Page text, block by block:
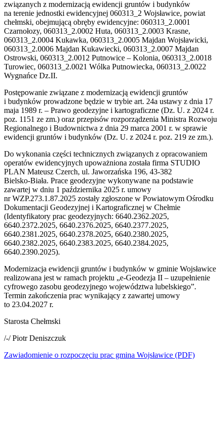
związanych z modernizacją ewidencji gruntów i budynków
na terenie jednostki ewidencyjnej 060313_2 Wojsławice, powiat
chełmski, obejmującą obręby ewidencyjne: 060313_2.0001
Czarnołozy, 060313_2.0002 Huta, 060313_2.0003 Krasne,
060313_2.0004 Kukawka, 060313_2.0005 Majdan Wojsławicki,
060313_2.0006 Majdan Kukawiecki, 060313_2.0007 Majdan
Ostrowski, 060313_2.0012 Putnowice – Kolonia, 060313_2.0018
Turowiec, 060313_2.0021 Wólka Putnowiecka, 060313_2.0022
Wygnańce Dz.II.
Postępowanie związane z modernizacją ewidencji gruntów
i budynków prowadzone będzie w trybie art. 24a ustawy z dnia 17
maja 1989 r. – Prawo geodezyjne i kartograficzne (Dz. U. z 2024 r.
poz. 1151 ze zm.) oraz przepisów rozporządzenia Ministra Rozwoju
Regionalnego i Budownictwa z dnia 29 marca 2001 r. w sprawie
ewidencji gruntów i budynków (Dz. U. z 2024 r. poz. 219 ze zm.).
Do wykonania części technicznych związanych z opracowaniem
operatów ewidencyjnych upoważniona została firma STUDIO
PLAN Mateusz Czerch, ul. Jaworzańska 196, 43-382
Bielsko‑Biała. Prace geodezyjne wykonywane na podstawie
zawartej w dniu 1 października 2025 r. umowy
nr WZP.273.1.87.2025 zostały zgłoszone w Powiatowym Ośrodku
Dokumentacji Geodezyjnej i Kartograficznej w Chełmie
(Identyfikatory prac geodezyjnych: 6640.2362.2025,
6640.2372.2025, 6640.2376.2025, 6640.2377.2025,
6640.2381.2025, 6640.2378.2025, 6640.2380.2025,
6640.2382.2025, 6640.2383.2025, 6640.2384.2025,
6640.2390.2025).
Modernizacja ewidencji gruntów i budynków w gminie Wojsławice
realizowana jest w ramach projektu „e-Geodezja II – uzupełnienie
cyfrowego zasobu geodezyjnego województwa lubelskiego”.
Termin zakończenia prac wynikający z zawartej umowy
to 23.04.2027 r.
Starosta Chełmski
/-/ Piotr Deniszczuk
Zawiadomienie o rozpoczęciu prac gmina Wojsławice (PDF)